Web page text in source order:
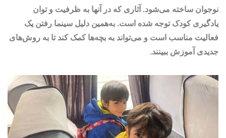
نوجوان ساخته می‌شود. آثاری که در آنها به ظرفیت و توان
یادگیری کودک توجه شده است. به‌همین دلیل سینما رفتن یک
فعالیت مناسب است و می‌تواند به بچه‌ها کمک کند تا به روش‌های
جدیدی آموزش ببینند.